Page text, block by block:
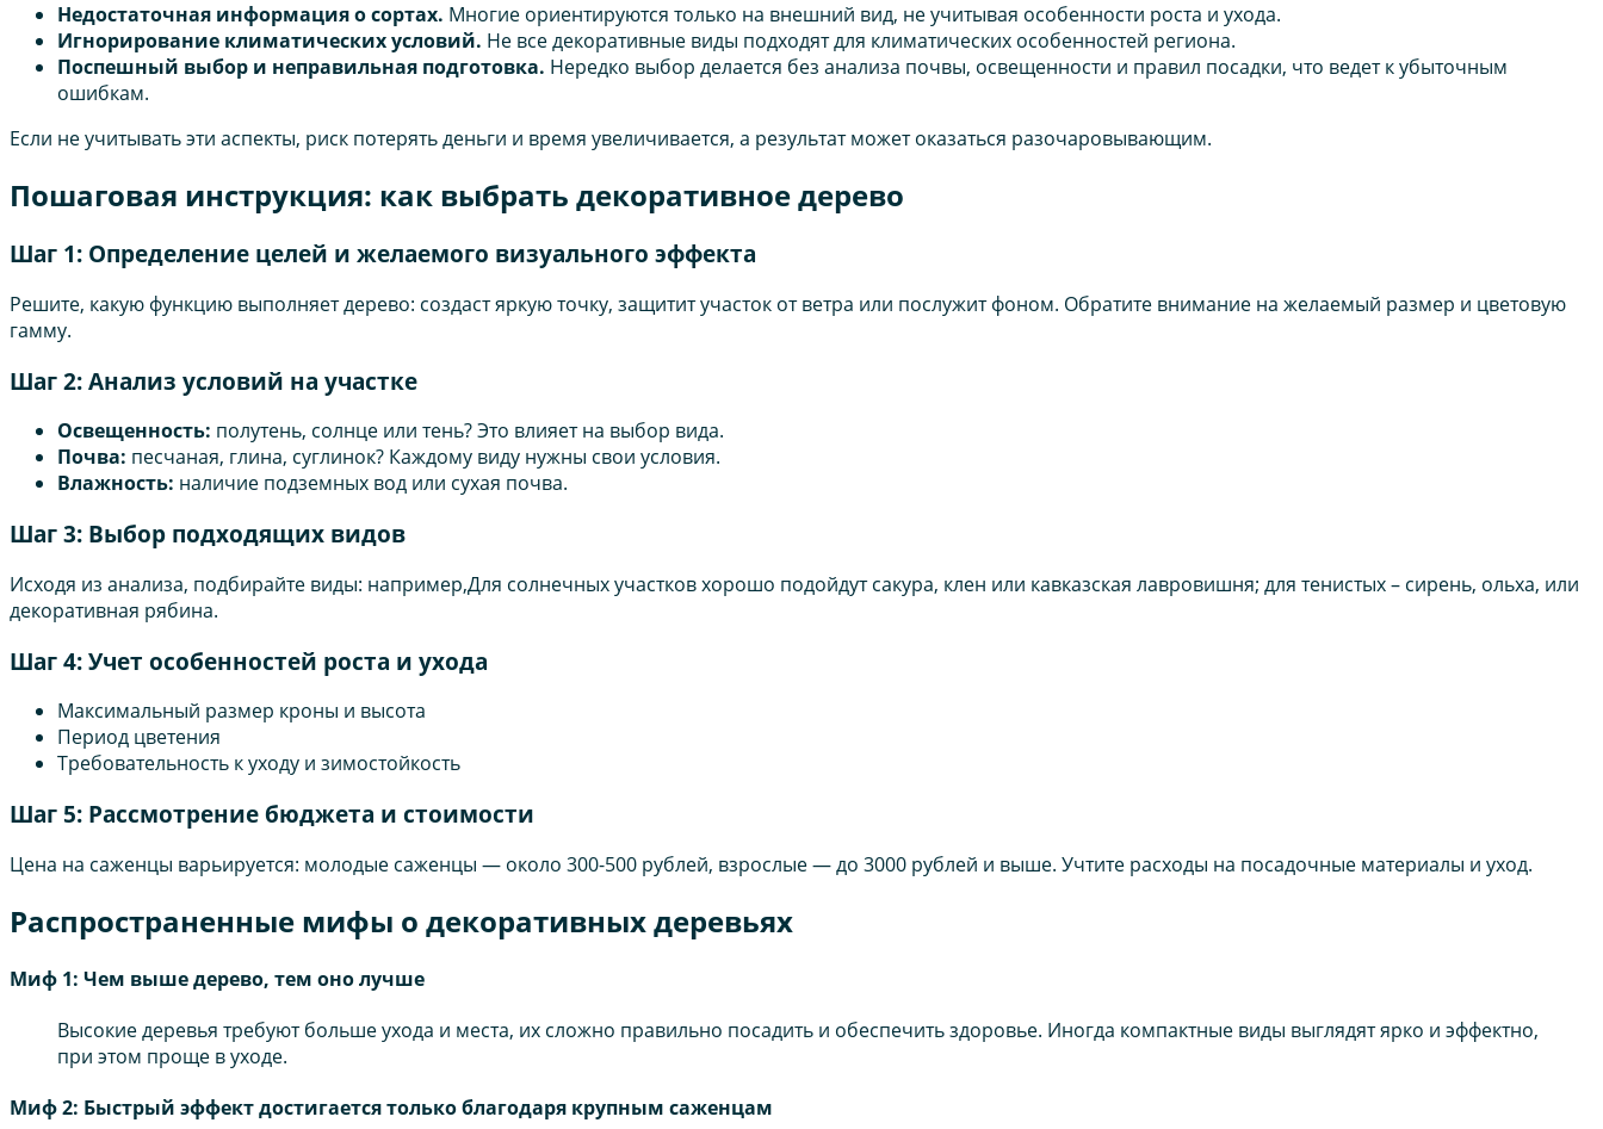
Недостаточная информация о сортах. Многие ориентируются только на внешний вид, не учитывая особенности роста и ухода.
Игнорирование климатических условий. Не все декоративные виды подходят для климатических особенностей региона.
Поспешный выбор и неправильная подготовка. Нередко выбор делается без анализа почвы, освещенности и правил посадки, что ведет к убыточным
ошибкам.
Если не учитывать эти аспекты, риск потерять деньги и время увеличивается, а результат может оказаться разочаровывающим.
Пошаговая инструкция: как выбрать декоративное дерево
Шаг 1: Определение целей и желаемого визуального эффекта
Решите, какую функцию выполняет дерево: создаст яркую точку, защитит участок от ветра или послужит фоном. Обратите внимание на желаемый размер и цветовую
гамму.
Шаг 2: Анализ условий на участке
Освещенность: полутень, солнце или тень? Это влияет на выбор вида.
Почва: песчаная, глина, суглинок? Каждому виду нужны свои условия.
Влажность: наличие подземных вод или сухая почва.
Шаг 3: Выбор подходящих видов
Исходя из анализа, подбирайте виды: например,Для солнечных участков хорошо подойдут сакура, клен или кавказская лавровишня; для тенистых – сирень, ольха, или
декоративная рябина.
Шаг 4: Учет особенностей роста и ухода
Максимальный размер кроны и высота
Период цветения
Требовательность к уходу и зимостойкость
Шаг 5: Рассмотрение бюджета и стоимости
Цена на саженцы варьируется: молодые саженцы — около 300-500 рублей, взрослые — до 3000 рублей и выше. Учтите расходы на посадочные материалы и уход.
Распространенные мифы о декоративных деревьях
Миф 1: Чем выше дерево, тем оно лучше
Высокие деревья требуют больше ухода и места, их сложно правильно посадить и обеспечить здоровье. Иногда компактные виды выглядят ярко и эффектно,
при этом проще в уходе.
Миф 2: Быстрый эффект достигается только благодаря крупным саженцам